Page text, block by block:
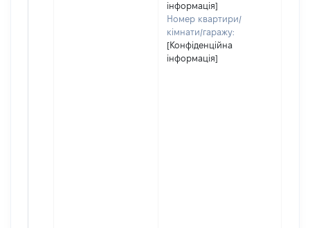
інформація]
Номер квартири/
кімнати/гаражу:
[Конфіденційна
інформація]